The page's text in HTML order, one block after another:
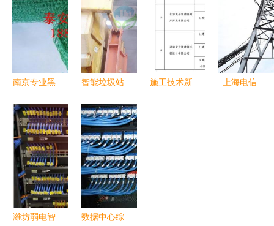
钢重点检修
工程网络建
设同步推进
触网施工人
员的特
殊“网络工
程”
业实施指南
流程解析
南京专业黑
业制造商与
网络工程施
工的协同发
展
智能垃圾站
臭系统网络
工程施工规
范与要求
施工技术新
上海电信
潍坊弱电智 数据中心综